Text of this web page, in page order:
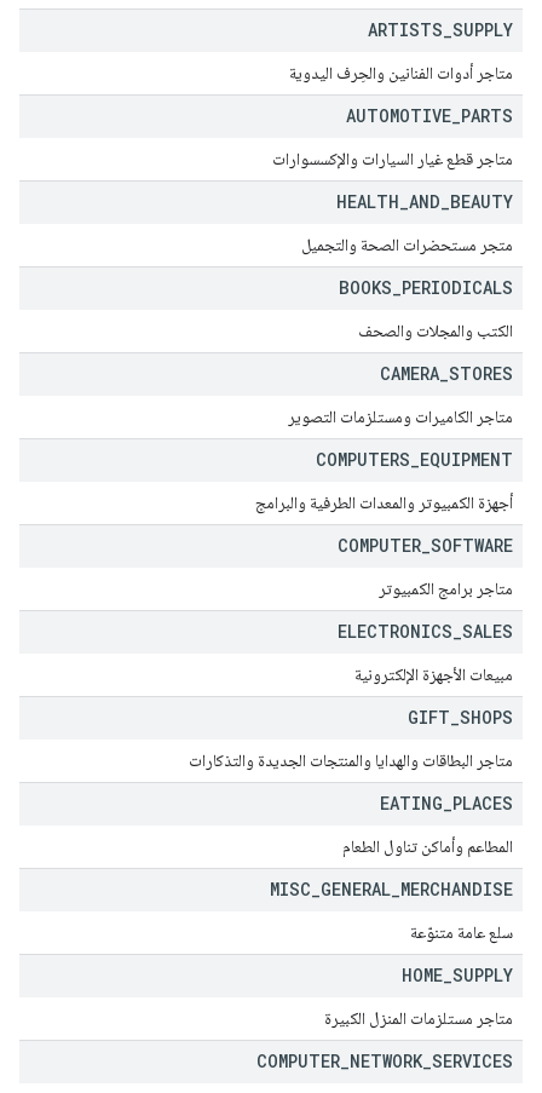
ARTISTS SUPPLY
متاجر أدوات الفنانين والحِرف اليدوية
AUTOMOTIVE PARTS
متاجر قطع غيار السيارات والإكسسوارات
HEALTH AND BEAUTY
متجر مستحضرات الصحة والتجميل
BOOKS PERIODICALS
الكتب والمجلات والصحف
CAMERA STORES
متاجر الكاميرات ومستلزمات التصوير
COMPUTERS EQUIPMENT
أجهزة الكمبيوتر والمعدات الطرفية والبرامج
COMPUTER SOFTWARE
متاجر برامج الكمبيوتر
ELECTRONICS SALES
مبيعات الأجهزة الإلكترونية
GIFT SHOPS
متاجر البطاقات والهدايا والمنتجات الجديدة والتذكارات
EATING PLACES
المطاعم وأماكن تناول الطعام
MISC GENERAL MERCHANDISE
سلع عامة متنوّعة
HOME SUPPLY
متاجر مستلزمات المنزل الكبيرة
COMPUTER NETWORK SERVICES